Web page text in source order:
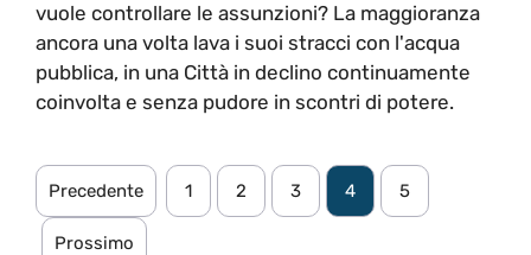
vuole controllare le assunzioni? La maggioranza
ancora una volta lava i suoi stracci con l'acqua
pubblica, in una Città in declino continuamente
coinvolta e senza pudore in scontri di potere.
Precedente 1 2 3 4 5
Prossimo